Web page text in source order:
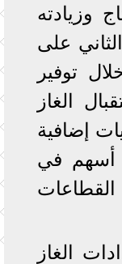
وزيادته
على
توفير
الغاز
إضافية
أسهم في
الغاز